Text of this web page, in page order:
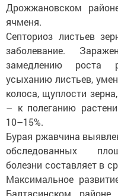
Дрожжановском
ячменя.
Септориоз листьев
заболевание.
замедлению роста
усыханию листьев,
колоса, щуплости
– к полеганию
10–15%.
Бурая ржавчина
обследованных
болезни составляет в
Максимальное
Балтасинском